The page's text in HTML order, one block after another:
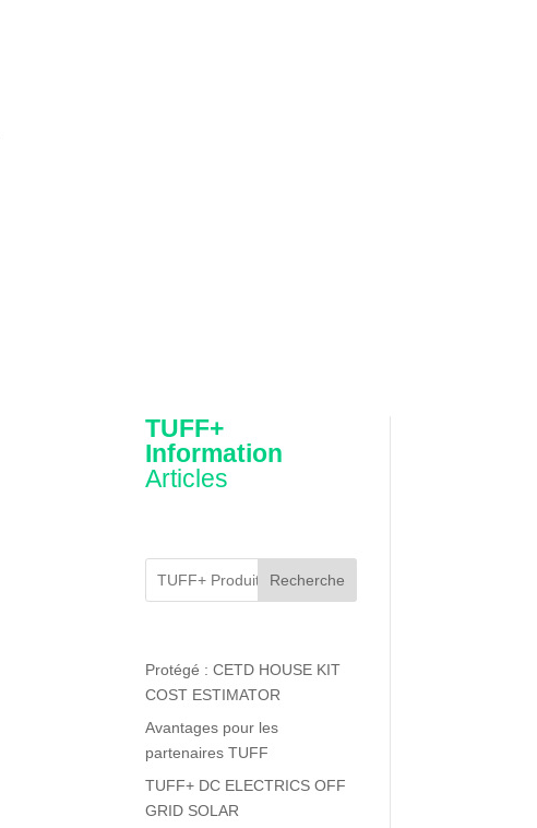
TUFF+
Information
Articles
Recherche
Protégé : CETD HOUSE KIT
COST ESTIMATOR
Avantages pour les
partenaires TUFF
TUFF+ DC ELECTRICS OFF
GRID SOLAR